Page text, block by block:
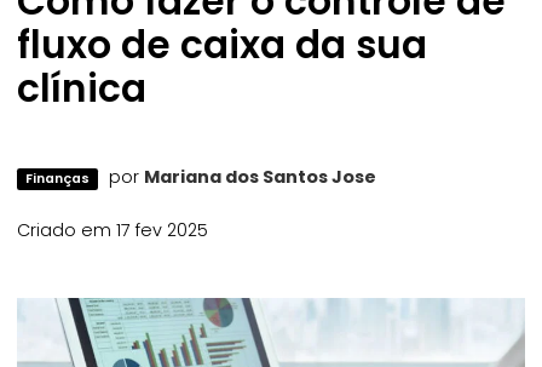
fluxo de caixa da sua
clínica
Finanças por Mariana dos Santos Jose
Criado em 17 fev 2025